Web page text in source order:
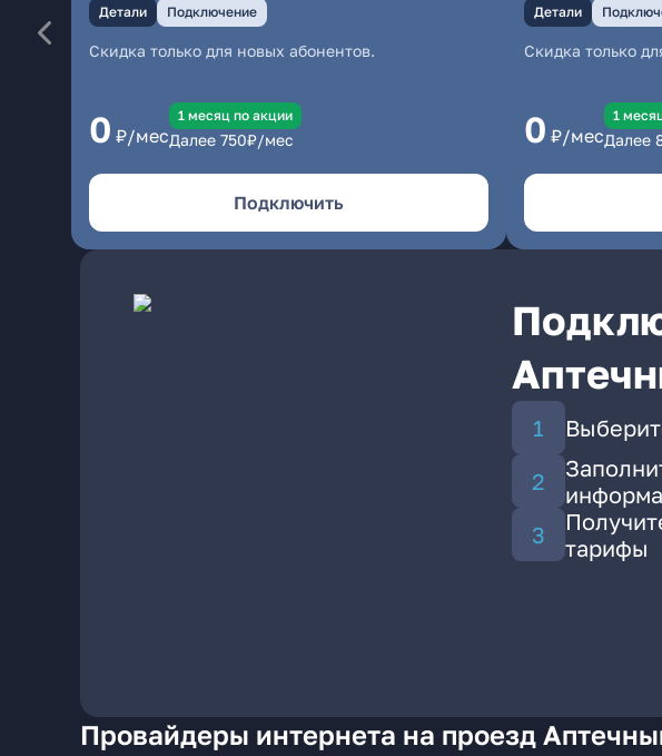
Детали Подключение
Скидка только для новых абонентов.
0 ₽/мес
1 месяц по акции
Далее 750₽/мес
Подключить
Детали
Скидка только
0 ₽/мес
1
Далее
тарифы
Провайдеры интернета на проезд